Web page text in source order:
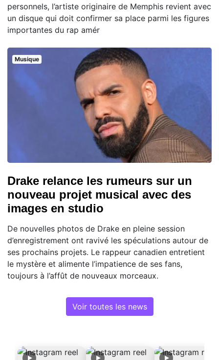
personnels, l’artiste originaire de Memphis revient avec
un disque qui doit confirmer sa place parmi les figures
importantes du rap amér
Musique
Drake relance les rumeurs sur un
nouveau projet musical avec des
images en studio
De nouvelles photos de Drake en pleine session
d’enregistrement ont ravivé les spéculations autour de
ses prochains projets. Le rappeur canadien entretient
le mystère et alimente l’impatience de ses fans,
toujours à l’affût de nouveaux morceaux.
Voir toutes les news